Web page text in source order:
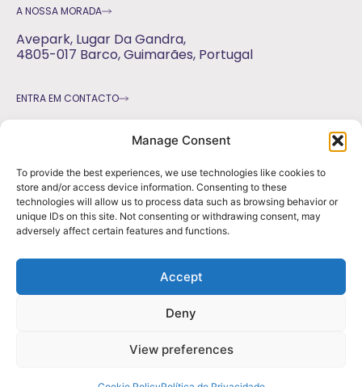
Manage Consent
To provide the best experiences, we use technologies like cookies to
store and/or access device information. Consenting to these
technologies will allow us to process data such as browsing behavior or
unique IDs on this site. Not consenting or withdrawing consent, may
adversely affect certain features and functions.
Accept
Deny
View preferences
A NOSSA MORADA
Avepark, Lugar Da Gandra,
4805-017 Barco, Guimarães, Portugal
ENTRA EM CONTACTO
marca uma reunião
(Custo da chamada para a rede móvel nacional)
© 2023 pragmatic, driven by creativity